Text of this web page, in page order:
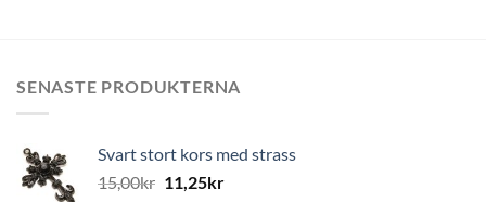
SENASTE PRODUKTERNA
Svart stort kors med strass
15,00kr 11,25kr